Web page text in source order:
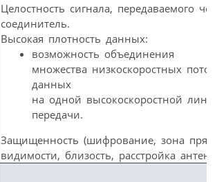
Целостность сигнала, передаваемого
соединитель.
Высокая плотность данных:
возможность объединения
множества низкоскоростных
данных
на одной высокоскоростной
передачи.
Защищенность (шифрование, зона
видимости, близость, расстройка